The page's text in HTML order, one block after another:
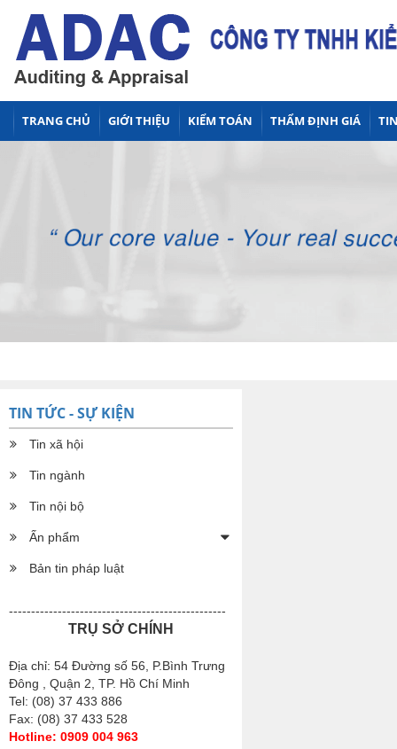
TRANG CHỦ GIỚI THIỆU KIỂM TOÁN THẨM ĐỊNH GIÁ
TIN TỨC - SỰ KIỆN
Tin xã hội
Tin ngành
Tin nội bộ
Ấn phẩm
Bản tin pháp luật
-------------------------------------------------
TRỤ SỞ CHÍNH
Địa chỉ: 54 Đường số 56, P.Bình Trưng
Đông , Quận 2, TP. Hồ Chí Minh
Tel: (08) 37 433 886
Fax: (08) 37 433 528
Hotline: 0909 004 963